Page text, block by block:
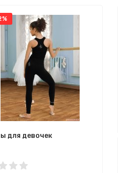
для девочек